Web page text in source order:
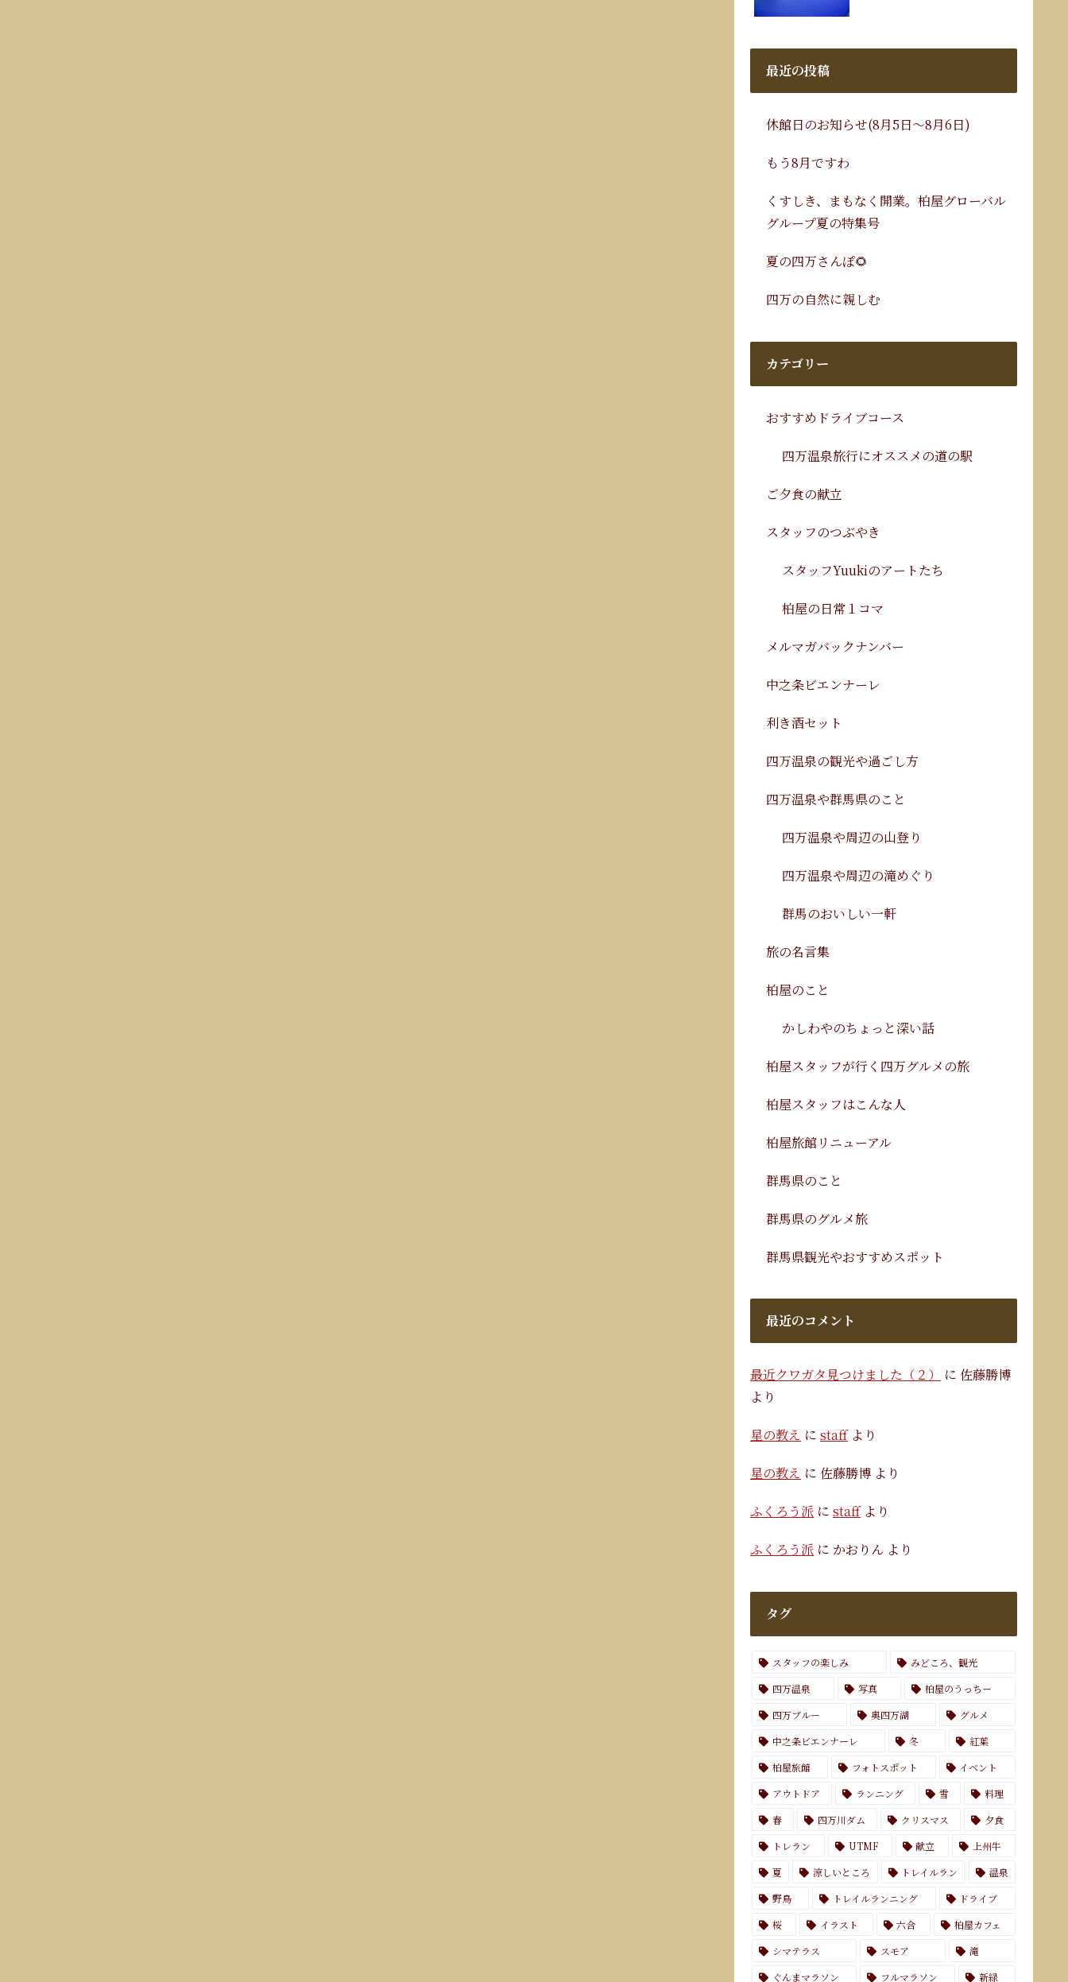
最近の投稿
休館日のお知らせ(8月5日～8月6日)
もう8月ですわ
くすしき、まもなく開業。柏屋グローバル
グループ夏の特集号
夏の四万さんぽ🌻
四万の自然に親しむ
カテゴリー
おすすめドライブコース
四万温泉旅行にオススメの道の駅
ご夕食の献立
スタッフのつぶやき
スタッフYuukiのアートたち
柏屋の日常１コマ
メルマガバックナンバー
中之条ビエンナーレ
利き酒セット
四万温泉の観光や過ごし方
四万温泉や群馬県のこと
四万温泉や周辺の山登り
四万温泉や周辺の滝めぐり
群馬のおいしい一軒
旅の名言集
柏屋のこと
かしわやのちょっと深い話
柏屋スタッフが行く四万グルメの旅
柏屋スタッフはこんな人
柏屋旅館リニューアル
群馬県のこと
群馬県のグルメ旅
群馬県観光やおすすめスポット
最近のコメント
最近クワガタ見つけました（２） に 佐藤勝博
より
星の教え に staffより
星の教え に 佐藤勝博 より
ふくろう派 に staffより
ふくろう派 に かおりん より
タグ
スタッフの楽しみ
みどころ、観光
四万温泉
写真
柏屋のうっちー
四万ブルー
奥四万湖
グルメ
中之条ビエンナーレ
冬
紅葉
柏屋旅館
フォトスポット
イベント
アウトドア
ランニング 雪
料理
春
四万川ダム クリスマス
夕食
トレラン
UTMF 献立
上州牛
夏
涼しいところ トレイルラン
温泉
野鳥
トレイルランニング
ドライブ
桜
イラスト 六合
柏屋カフェ
シマテラス
スモア
滝
ぐんまマラソン
フルマラソン 新緑